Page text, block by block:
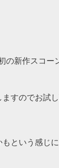
新作スコー
すのでお試し
という感じに